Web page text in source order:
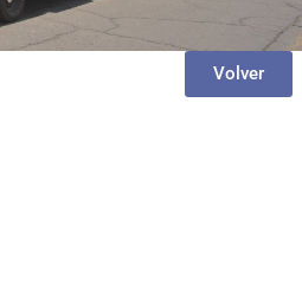
Volver